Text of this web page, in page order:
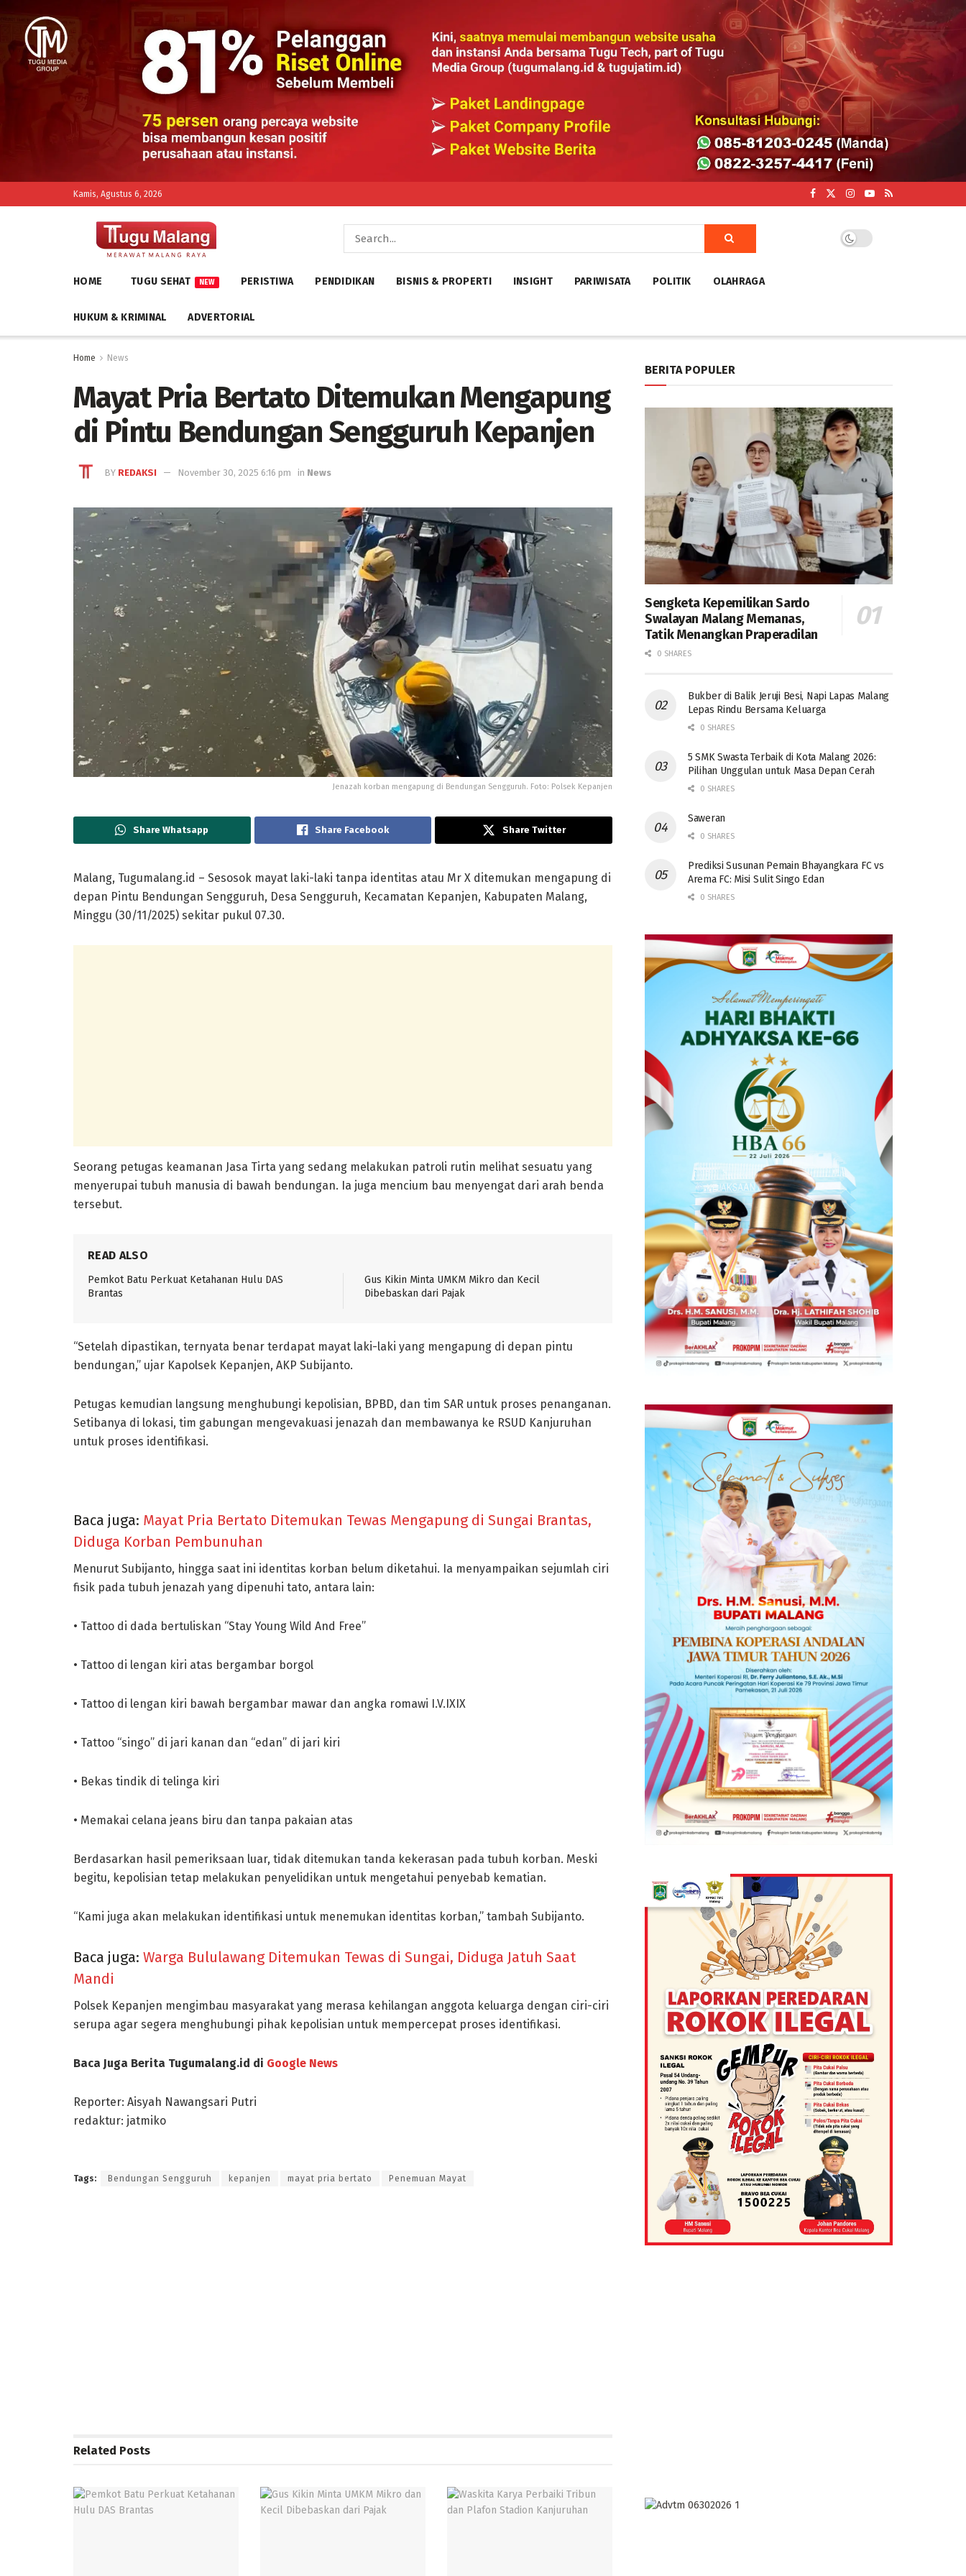
Kamis, Agustus 6, 2026
HOME TUGU SEHAT NEW PERISTIWA PENDIDIKAN BISNIS & PROPERTI INSIGHT PARIWISATA POLITIK OLAHRAGA
HUKUM & KRIMINAL ADVERTORIAL
Home News
Mayat Pria Bertato Ditemukan Mengapung
di Pintu Bendungan Sengguruh Kepanjen
BY REDAKSI November 30, 2025 6:16 pm in News
Jenazah korban mengapung di Bendungan Sengguruh. Foto: Polsek Kepanjen
Share Whatsapp Share Facebook Share Twitter
Malang, Tugumalang.id – Sesosok mayat laki-laki tanpa identitas atau Mr X ditemukan mengapung di
depan Pintu Bendungan Sengguruh, Desa Sengguruh, Kecamatan Kepanjen, Kabupaten Malang,
Minggu (30/11/2025) sekitar pukul 07.30.
Seorang petugas keamanan Jasa Tirta yang sedang melakukan patroli rutin melihat sesuatu yang
menyerupai tubuh manusia di bawah bendungan. Ia juga mencium bau menyengat dari arah benda
tersebut.
READ ALSO
Pemkot Batu Perkuat Ketahanan Hulu DAS
Brantas
Gus Kikin Minta UMKM Mikro dan Kecil
Dibebaskan dari Pajak
“Setelah dipastikan, ternyata benar terdapat mayat laki-laki yang mengapung di depan pintu
bendungan,” ujar Kapolsek Kepanjen, AKP Subijanto.
Petugas kemudian langsung menghubungi kepolisian, BPBD, dan tim SAR untuk proses penanganan.
Setibanya di lokasi, tim gabungan mengevakuasi jenazah dan membawanya ke RSUD Kanjuruhan
untuk proses identifikasi.
Baca juga: Mayat Pria Bertato Ditemukan Tewas Mengapung di Sungai Brantas,
Diduga Korban Pembunuhan
Menurut Subijanto, hingga saat ini identitas korban belum diketahui. Ia menyampaikan sejumlah ciri
fisik pada tubuh jenazah yang dipenuhi tato, antara lain:
• Tattoo di dada bertuliskan “Stay Young Wild And Free”
• Tattoo di lengan kiri atas bergambar borgol
• Tattoo di lengan kiri bawah bergambar mawar dan angka romawi I.V.IXIX
• Tattoo “singo” di jari kanan dan “edan” di jari kiri
• Bekas tindik di telinga kiri
• Memakai celana jeans biru dan tanpa pakaian atas
Berdasarkan hasil pemeriksaan luar, tidak ditemukan tanda kekerasan pada tubuh korban. Meski
begitu, kepolisian tetap melakukan penyelidikan untuk mengetahui penyebab kematian.
“Kami juga akan melakukan identifikasi untuk menemukan identitas korban,” tambah Subijanto.
Baca juga: Warga Bululawang Ditemukan Tewas di Sungai, Diduga Jatuh Saat
Mandi
Polsek Kepanjen mengimbau masyarakat yang merasa kehilangan anggota keluarga dengan ciri-ciri
serupa agar segera menghubungi pihak kepolisian untuk mempercepat proses identifikasi.
Baca Juga Berita Tugumalang.id di Google News
Reporter: Aisyah Nawangsari Putri
redaktur: jatmiko
Tags: Bendungan Sengguruh kepanjen mayat pria bertato Penemuan Mayat
Related Posts
BERITA POPULER
Sengketa Kepemilikan Sardo
Swalayan Malang Memanas,
Tatik Menangkan Praperadilan
0 SHARES
Bukber di Balik Jeruji Besi, Napi Lapas Malang
Lepas Rindu Bersama Keluarga
0 SHARES
5 SMK Swasta Terbaik di Kota Malang 2026:
Pilihan Unggulan untuk Masa Depan Cerah
0 SHARES
Saweran
0 SHARES
Prediksi Susunan Pemain Bhayangkara FC vs
Arema FC: Misi Sulit Singo Edan
0 SHARES